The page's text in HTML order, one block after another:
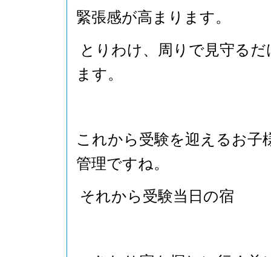
緊張感が高まります。
とりわけ、周りで見守る
ます。
これから受験を迎えるお子
管理ですね。
それから受験当日の宿